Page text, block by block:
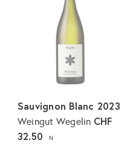
Sauvignon Blanc 2023
Weingut Wegelin CHF
32.50
N